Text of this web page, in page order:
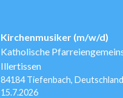
Kirchenmusiker (m/w/d)
Katholische Pfarreiengemeinschaft
Illertissen
84184 Tiefenbach, Deutschland
Veröffentlicht
15.7.2026